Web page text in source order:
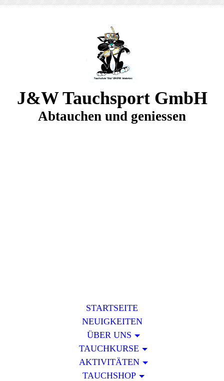
J&W Tauchsport GmbH
Abtauchen und geniessen
STARTSEITE
NEUIGKEITEN
ÜBER UNS
TAUCHKURSE
AKTIVITÄTEN
TAUCHSHOP